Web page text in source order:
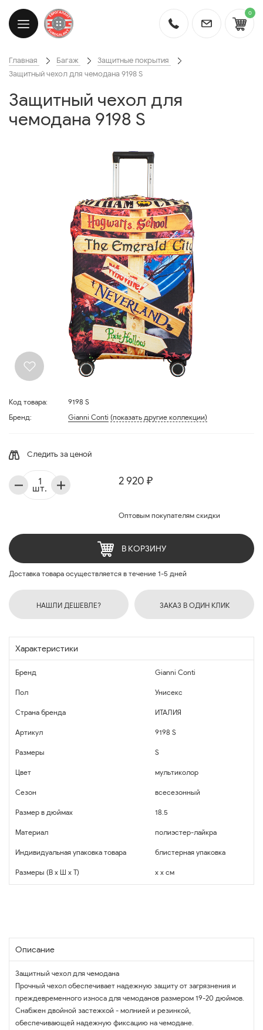
0
Главная Багаж
Защитные покрытия
Защитный чехол для чемодана 9198 S
Защитный чехол для
чемодана 9198 S
Код товара:
9198 S
Бренд:
Gianni Conti (показать другие коллекции)
Следить за ценой
2 920 ₽
Оптовым покупателям скидки
шт.
В КОРЗИНУ
Доставка товара осуществляется в течение 1-5 дней
НАШЛИ ДЕШЕВЛЕ? ЗАКАЗ В ОДИН КЛИК
Характеристики
Бренд Gianni Conti
Пол Унисекс
Страна бренда ИТАЛИЯ
Артикул 9198 S
Размеры S
Цвет мультиколор
Сезон всесезонный
Размер в дюймах 18.5
Материал полиэстер-лайкра
Индивидуальная упаковка товара блистерная упаковка
Размеры (В x Ш x Т) x x см
Описание
Защитный чехол для чемодана
Прочный чехол обеспечивает надежную защиту от загрязнения и
преждевременного износа для чемоданов размером 19-20 дюймов.
Снабжен двойной застежкой - молнией и резинкой,
обеспечивающей надежную фиксацию на чемодане.